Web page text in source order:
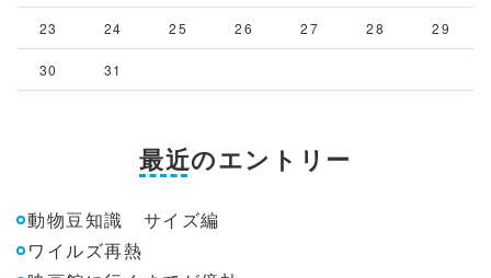
23 24 25 26 27 28 29
30 31
最近のエントリー
動物豆知識 サイズ編
ワイルズ再熱